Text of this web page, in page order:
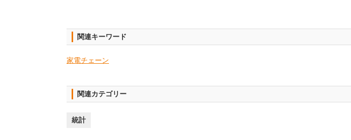
関連キーワード
家電チェーン
関連カテゴリー
統計